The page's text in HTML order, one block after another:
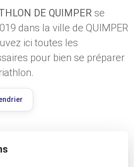
DE QUIMPER se
dans la ville de QUIMPER
ici toutes les
pour bien se préparer